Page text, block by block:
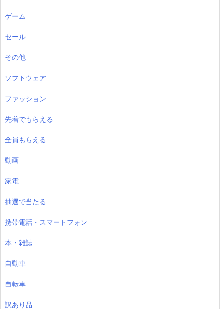
ゲーム
セール
その他
ソフトウェア
ファッション
先着でもらえる
全員もらえる
動画
家電
抽選で当たる
携帯電話・スマートフォン
本・雑誌
自動車
自転車
訳あり品